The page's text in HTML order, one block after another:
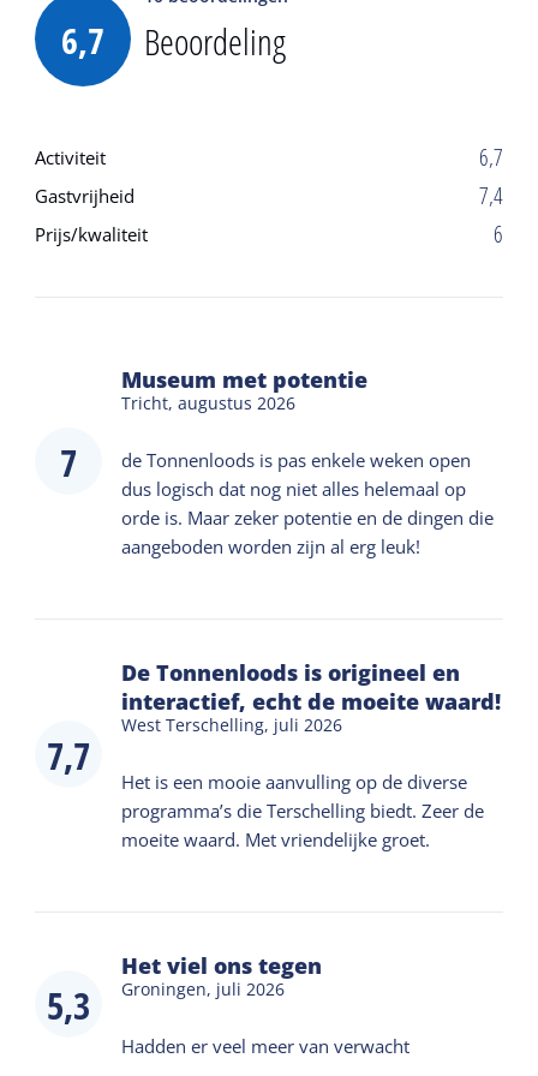
Tickets zijn ook ter plaatse verkrijgbaar.
Eilanders krijgen op vertoon van de bootpas
het eilandertarief.
aanwezig.
Honden zijn toegestaan. Uitgezonderd de 360
beleving in De Smederij.
6,7 Beoordeling
Activiteit 6,7
Gastvrijheid 7,4
Prijs/kwaliteit 6
7
Museum met potentie
Tricht,augustus 2026
de Tonnenloods is pas enkele weken open
dus logisch dat nog niet alles helemaal op
orde is. Maar zeker potentie en de dingen die
aangeboden worden zijn al erg leuk!
7,7
De Tonnenloods is origineel en
interactief, echt de moeite waard!
West Terschelling, juli 2026
Het is een mooie aanvulling op de diverse
programma’s die Terschelling biedt. Zeer de
moeite waard. Met vriendelijke groet.
5,3
Het viel ons tegen
Groningen, juli 2026
Hadden er veel meer van verwacht